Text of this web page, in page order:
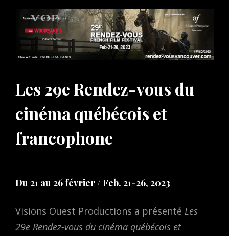
Les 29e Rendez-vous du
cinéma québécois et
francophone
Du 21 au 26 février / Feb. 21-26, 2023
Visions Ouest Productions a présenté Les
29e Rendez-vous du cinéma québécois et